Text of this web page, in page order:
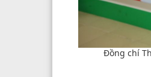
Đồng chí